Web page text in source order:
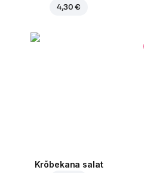
4,30 €
Krõbekana salat